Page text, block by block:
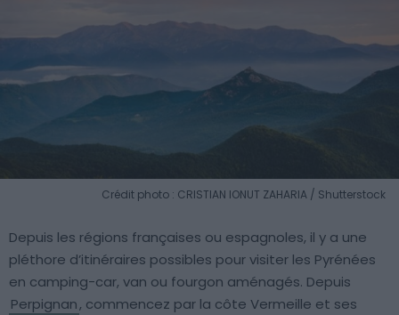
Crédit photo : CRISTIAN IONUT ZAHARIA / Shutterstock
Depuis les régions françaises ou espagnoles, il y a une
pléthore d’itinéraires possibles pour visiter les Pyrénées
en camping-car, van ou fourgon aménagés. Depuis
Perpignan, commencez par la côte Vermeille et ses